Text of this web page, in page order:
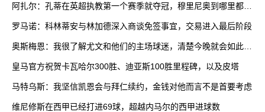
阿扎尔：孔蒂在英超执教第一个赛季就夺冠，穆里尼奥到哪里都能
罗马诺：科林蒂安与林加德深入商谈免签事宜，交易进入最后阶段
奥斯梅恩：我很了解尤文和他们的主场球迷，清楚今晚就会如此艰
皇马官方祝贺卡瓦哈尔300胜、迪亚斯100胜里程碑，以及皮塔
马特乌斯：我坚信凯恩会与拜仁续约，金钱对他而言不是首要考虑
维尼修斯在西甲已经打进69球，超越内马尔的西甲进球数